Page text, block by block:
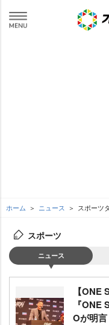
ホーム ニュース スポーツ
スポーツ
ニュース
【ONE
『
Oが明言